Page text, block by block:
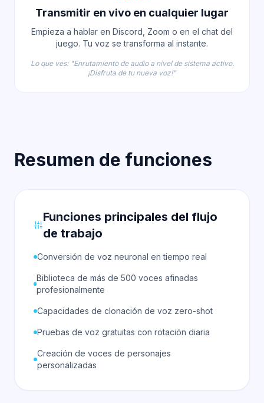
Transmitir en vivo en cualquier lugar
Empieza a hablar en Discord, Zoom o en el chat del
juego. Tu voz se transforma al instante.
Lo que ves: "Enrutamiento de audio a nivel de sistema activo.
¡Disfruta de tu nueva voz!"
Resumen de funciones
Funciones principales del flujo
de trabajo
Conversión de voz neuronal en tiempo real
Biblioteca de más de 500 voces afinadas
profesionalmente
Capacidades de clonación de voz zero-shot
Pruebas de voz gratuitas con rotación diaria
Creación de voces de personajes
personalizadas